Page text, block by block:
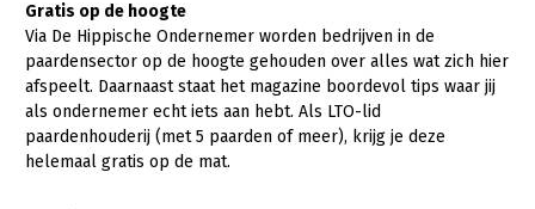
Vleesveehouderij
Mensen
Bestuur en Directie
Medewerkers
Vakgroepbestuurders
Jaarverslag 2023
Vacatures
Pers
Gratis op de hoogte
Via De Hippische Ondernemer worden bedrijven in de
paardensector op de hoogte gehouden over alles wat zich hier
afspeelt. Daarnaast staat het magazine boordevol tips waar jij
als ondernemer echt iets aan hebt. Als LTO-lid
paardenhouderij (met 5 paarden of meer), krijg je deze
helemaal gratis op de mat.